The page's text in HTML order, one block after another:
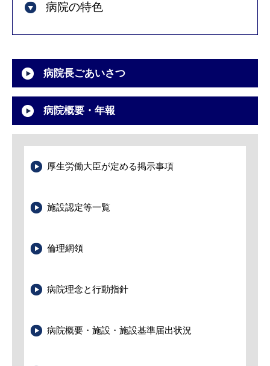
病院の特色
病院長ごあいさつ
病院概要・年報
厚生労働大臣が定める掲示事項
施設認定等一覧
倫理網領
病院理念と行動指針
病院概要・施設・施設基準届出状況